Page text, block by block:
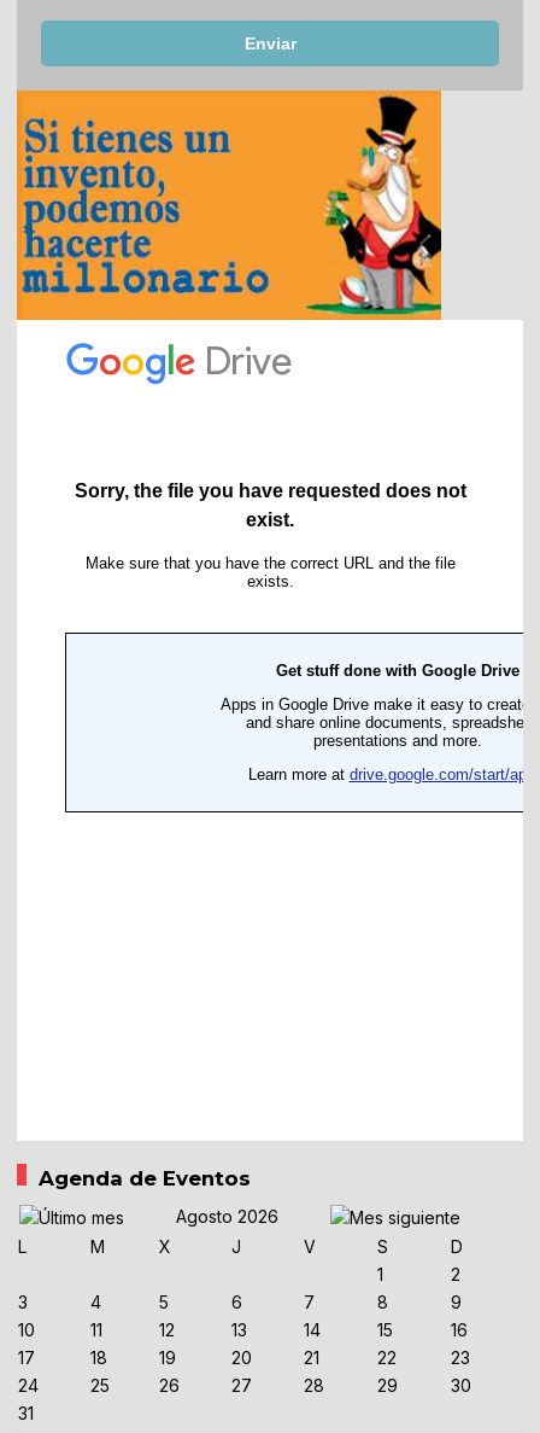
Enviar
Agenda de Eventos
Agosto 2026
L
M X J V S
D
1
2
3
4 5 6 7 8
9
10
11 12 13 14 15
16
17
18 19 20 21 22
23
24
25 26 27 28 29
30
31